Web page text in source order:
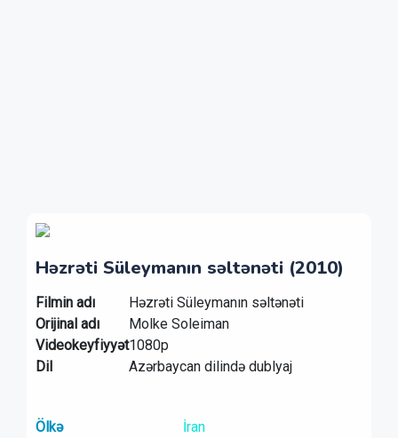
Həzrəti Süleymanın səltənəti (2010)
Filmin adı
Həzrəti Süleymanın səltənəti
Orijinal adı
Molke Soleiman
Videokeyfiyyət1080p
Dil
Azərbaycan dilində dublyaj
Ölkə
İran